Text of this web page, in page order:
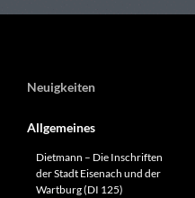
Neuigkeiten
Allgemeines
Dietmann – Die Inschriften
der Stadt Eisenach und der
Wartburg (DI 125)